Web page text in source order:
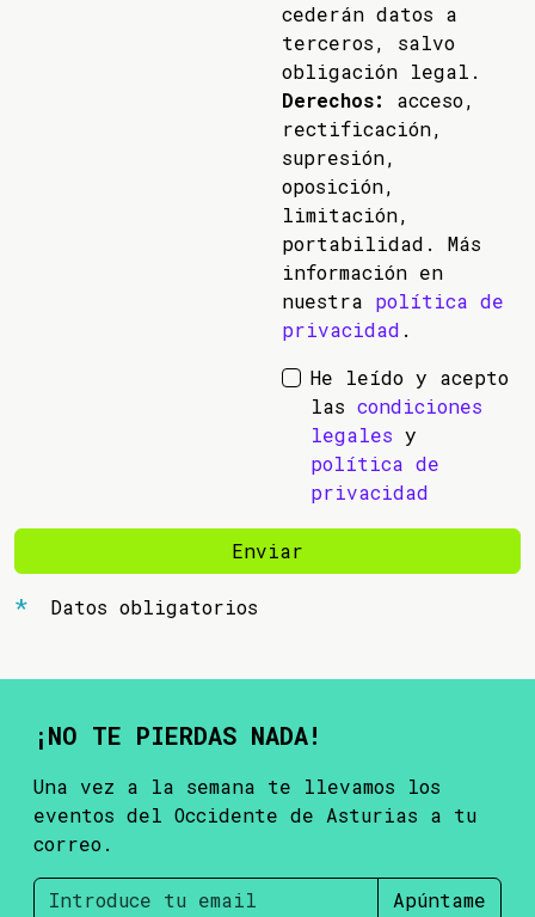
cederán datos a
terceros, salvo
obligación legal.
Derechos:
acceso,
rectificación,
supresión,
oposición,
limitación,
portabilidad. Más
información en
nuestra política de
privacidad .
He leído y acepto
las condiciones
legales y
política de
privacidad
Enviar
Datos obligatorios
¡NO TE PIERDAS NADA!
Una vez a la semana te llevamos los
eventos del Occidente de Asturias a tu
correo.
Apúntame